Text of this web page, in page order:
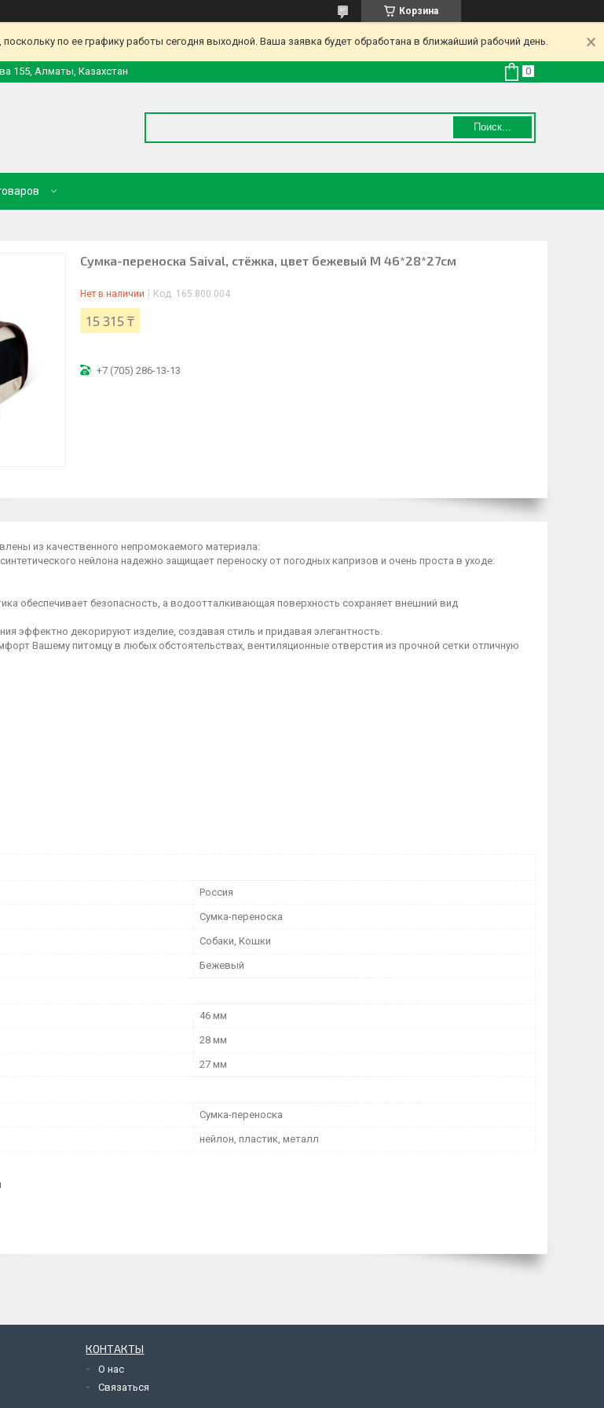
Корзина
по ее графику работы сегодня выходной. Ваша заявка будет обработана в ближайший рабочий день.
155, Алматы, Казахстан
Поиск...
Сумка-перeноска Saival, стёжка, цвет бежевый M 46*28*27см
Нет в наличии Код: 165.800.004
15 315 ₸
+7 (705) 286-13-13
из качественного непромокаемого материала:
нейлона надежно защищает переноску от погодных капризов и очень проста в уходе:
обеспечивает безопасность, а водоотталкивающая поверхность сохраняет внешний вид
эффектно декорируют изделие, создавая стиль и придавая элегантность.
Вашему питомцу в любых обстоятельствах, вентиляционные отверстия из прочной сетки отличную
Россия
Сумка-переноска
Собаки, Кошки
Бежевый
46 мм
28 мм
27 мм
Сумка-переноска
нейлон, пластик, металл
КОНТАКТЫ
О нас
Связаться